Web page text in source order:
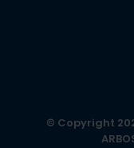
© Copyright